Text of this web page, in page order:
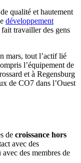
qualité et hautement
développement
travailler des gens
mars, tout l’actif lié
l’équipement de
et à Regensburg
de CO7 dans l’Ouest
de croissance hors
avec des
des membres de